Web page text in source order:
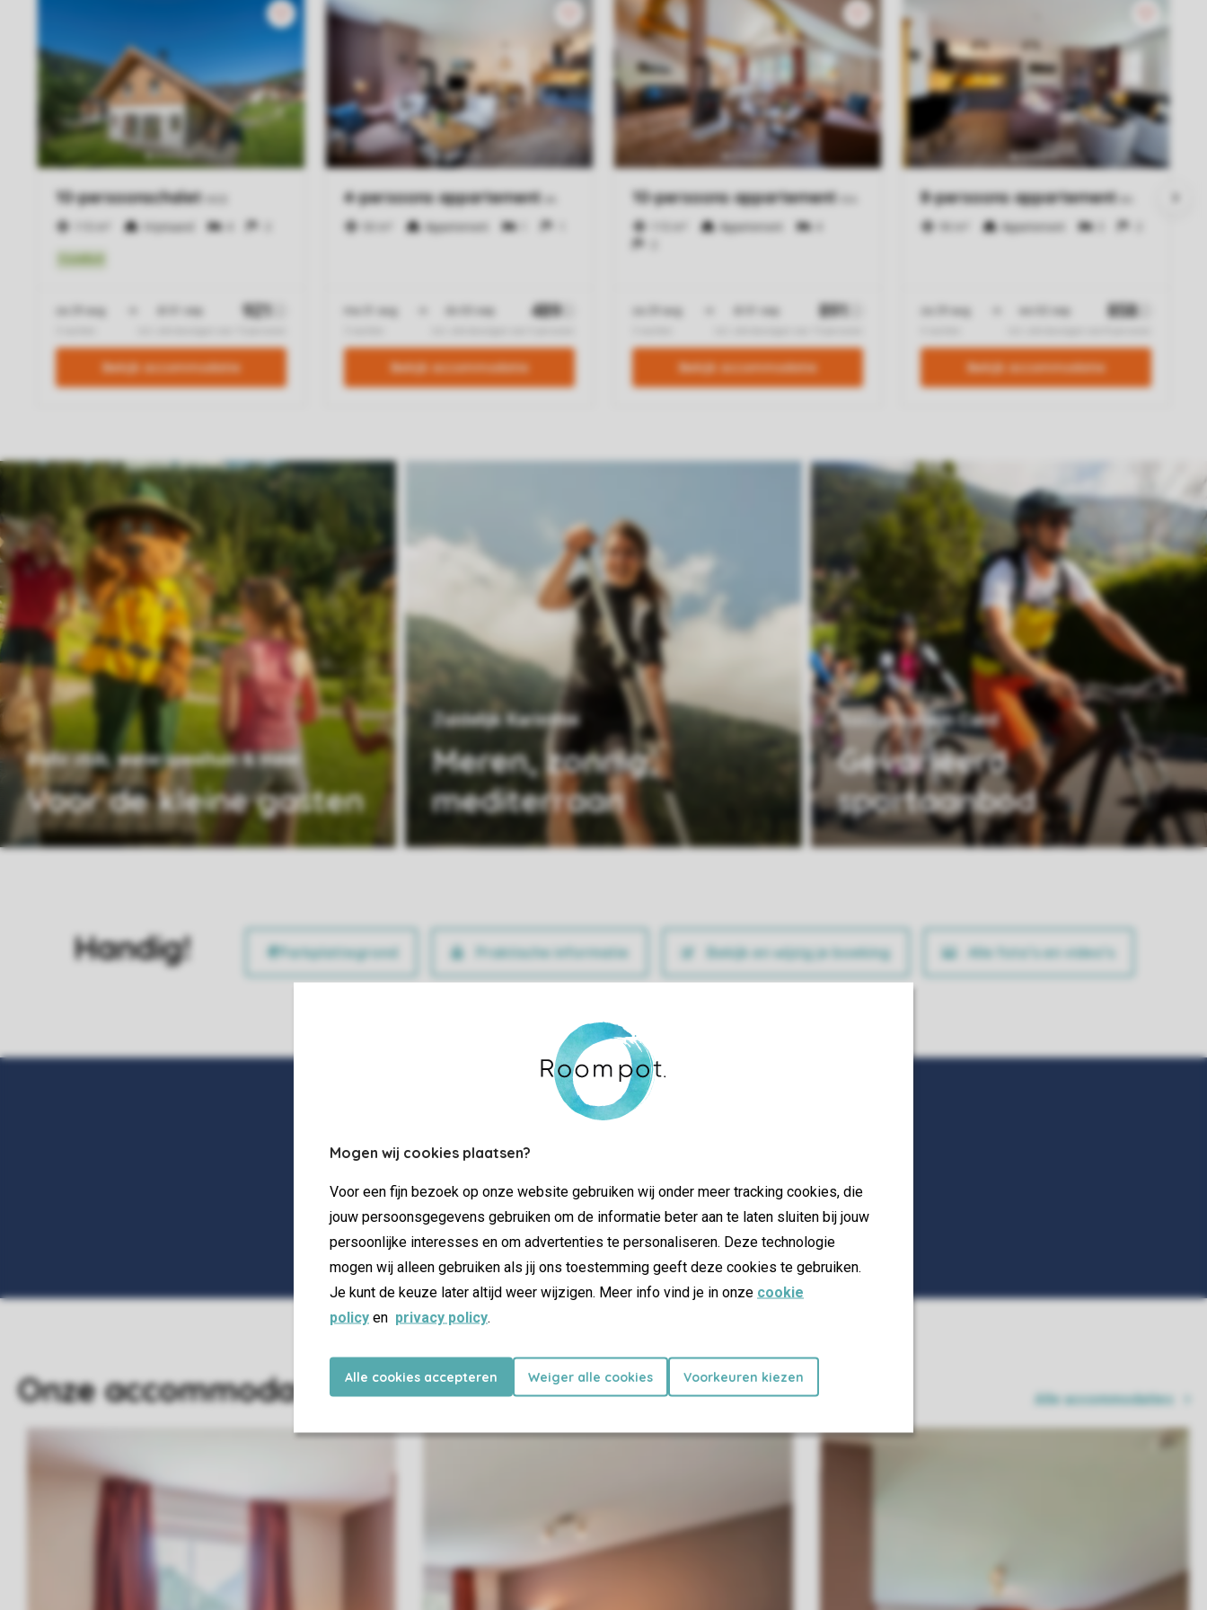
Mogen wij cookies plaatsen?
Voor een fijn bezoek op onze website gebruiken wij onder meer tracking cookies, die
jouw persoonsgegevens gebruiken om de informatie beter aan te laten sluiten bij jouw
persoonlijke interesses en om advertenties te personaliseren. Deze technologie
mogen wij alleen gebruiken als jij ons toestemming geeft deze cookies te gebruiken.
Je kunt de keuze later altijd weer wijzigen. Meer info vind je in onze cookie
policy en privacy policy.
Alle cookies accepteren Weiger alle cookies Voorkeuren kiezen
Voor de kleine gasten
Bollo club, waterspeeltuin & meer
Meren, zonnig,
mediterraan
Zuidelijk Karinthië
Gevarieerd
sportaanbod
Sonnenschein Card
Handig! Praktische informatie Bekijk en wijzig je boeking Alle foto’s en video’s
Onze accommodaties Alle accommodaties